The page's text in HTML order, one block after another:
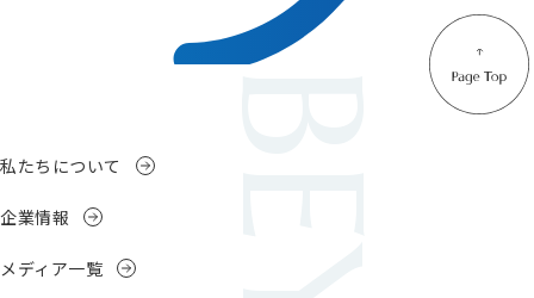
私たちについて
企業情報
メディア一覧